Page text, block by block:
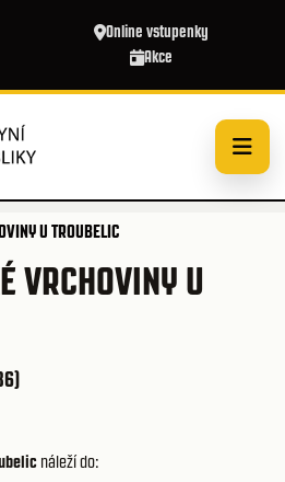
Online vstupenky
Akce
U TROUBELIC
VRCHOVINY U
náleží do: